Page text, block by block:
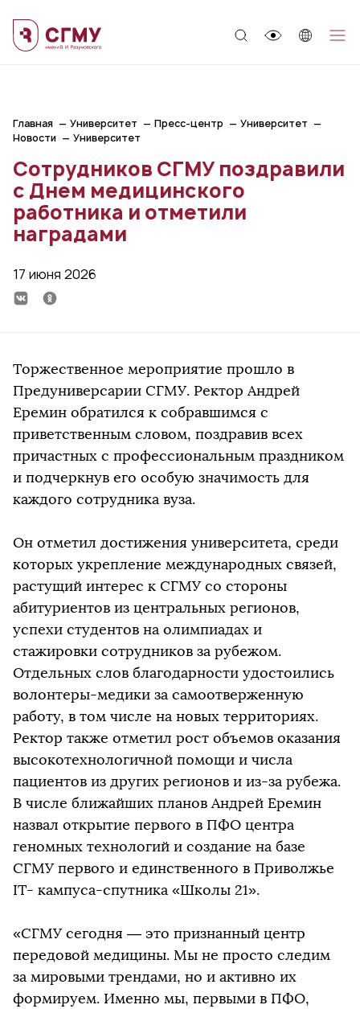
Главная Университет Пресс-центр
Университет
Новости
Университет
Сотрудников СГМУ поздравили
с Днем медицинского
работника и отметили
наградами
17 июня 2026
Торжественное мероприятие прошло в
Предуниверсарии СГМУ. Ректор Андрей
Еремин обратился к собравшимся с
приветственным словом, поздравив всех
причастных с профессиональным праздником
и подчеркнув его особую значимость для
каждого сотрудника вуза.
Он отметил достижения университета, среди
которых укрепление международных связей,
растущий интерес к СГМУ со стороны
абитуриентов из центральных регионов,
успехи студентов на олимпиадах и
стажировки сотрудников за рубежом.
Отдельных слов благодарности удостоились
волонтеры-медики за самоотверженную
работу, в том числе на новых территориях.
Ректор также отметил рост объемов оказания
высокотехнологичной помощи и числа
пациентов из других регионов и из-за рубежа.
В числе ближайших планов Андрей Еремин
назвал открытие первого в ПФО центра
геномных технологий и создание на базе
СГМУ первого и единственного в Приволжье
IT- кампуса-спутника «Школы 21».
«СГМУ сегодня — это признанный центр
передовой медицины. Мы не просто следим
за мировыми трендами, но и активно их
формируем. Именно мы, первыми в ПФО,